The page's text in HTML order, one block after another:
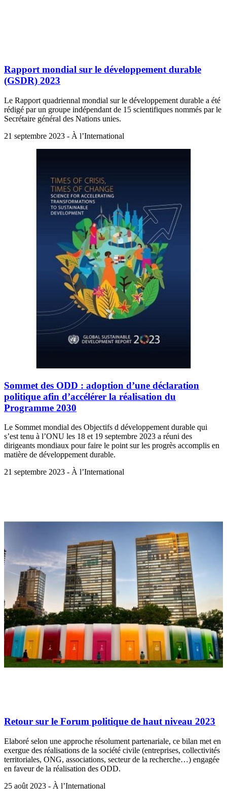
Rapport mondial sur le développement durable
(GSDR) 2023
Le Rapport quadriennal mondial sur le développement durable a été
rédigé par un groupe indépendant de 15 scientifiques nommés par le
Secrétaire général des Nations unies.
21 septembre 2023 - À l’International
Sommet des ODD : adoption d’une déclaration
politique afin d’accélérer la réalisation du
Programme 2030
Le Sommet mondial des Objectifs d développement durable qui
s’est tenu à l’ONU les 18 et 19 septembre 2023 a réuni des
dirigeants mondiaux pour faire le point sur les progrès accomplis en
matière de développement durable.
21 septembre 2023 - À l’International
Retour sur le Forum politique de haut niveau 2023
Elaboré selon une approche résolument partenariale, ce bilan met en
exergue des réalisations de la société civile (entreprises, collectivités
territoriales, ONG, associations, secteur de la recherche…) engagée
en faveur de la réalisation des ODD.
25 août 2023 - À l’International